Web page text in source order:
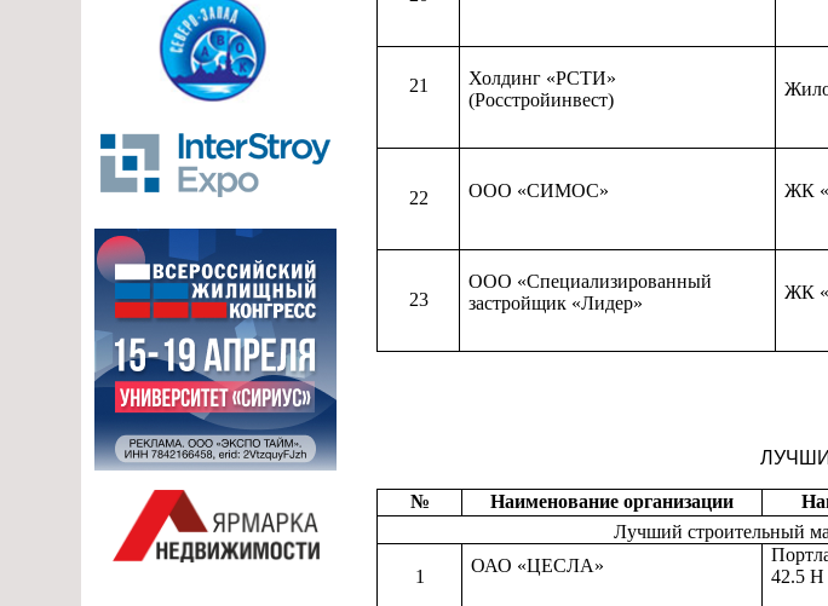
21
Холдинг «РСТИ»
(Росстройинвест)
22 ООО «СИМОС» ЖК
23
ООО «Специализированный
застройщик «Лидер»
ЖК
№ Наименование организации
Лучший строительный
1
ОАО «ЦЕСЛА»
42.5